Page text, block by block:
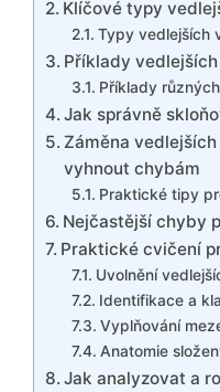
Klíčové typy
Typy vedlejších
Příklady
Příklady
Jak správně
Záměna
vyhnout chybám
Praktické tipy
Nejčastější chyby
Praktické cvičení
Uvolnění
Identifikace a
Vyplňování
Anatomie
Jak analyzovat a